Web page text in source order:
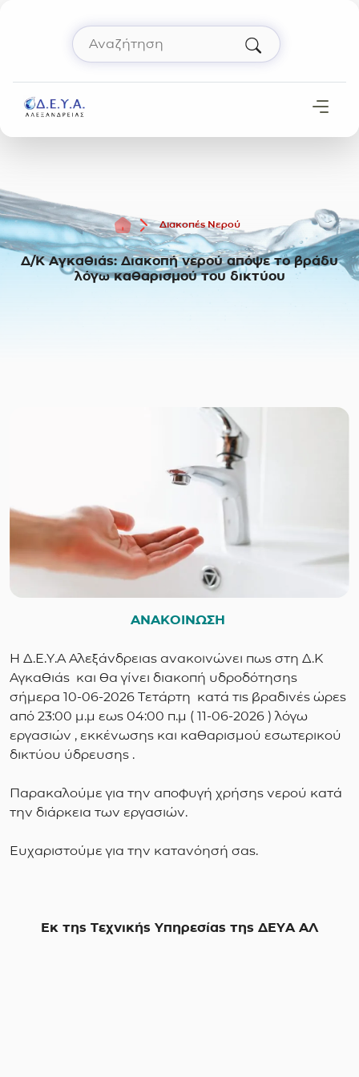
Αναζήτηση
ΑρχικήΔιακοπές Νερού
Δ/Κ Αγκαθιάς: Διακοπή νερού απόψε το βράδυ
λόγω καθαρισμού του δικτύου
ΑΝΑΚΟΙΝΩΣΗ
Η Δ.Ε.Υ.Α Αλεξάνδρειας ανακοινώνει πως στη Δ.Κ
Αγκαθιάς και θα γίνει διακοπή υδροδότησης
σήμερα 10-06-2026 Τετάρτη κατά τις βραδινές ώρες
από 23:00 μ.μ εως 04:00 π.μ ( 11-06-2026 ) λόγω
εργασιών , εκκένωσης και καθαρισμού εσωτερικού
δικτύου ύδρευσης .
Παρακαλούμε για την αποφυγή χρήσης νερού κατά
την διάρκεια των εργασιών.
Ευχαριστούμε για την κατανόησή σας.
Εκ της Τεχνικής Υπηρεσίας της ΔΕΥΑ ΑΛ